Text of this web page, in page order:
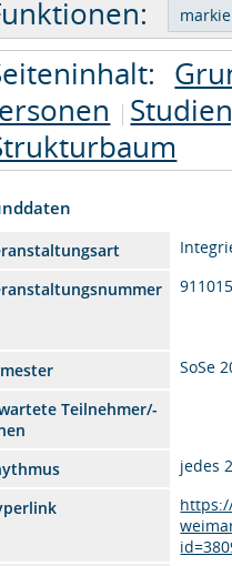
SoSe
Teilnehmer/-
jedes